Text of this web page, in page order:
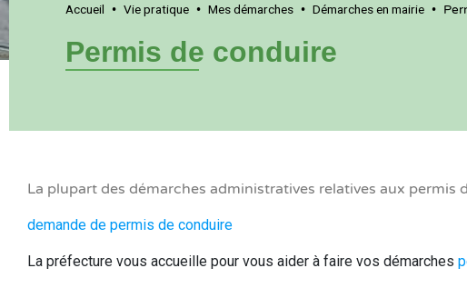
Accueil • Vie pratique • Mes démarches • Démarches en mairie •
Permis de conduire
La plupart des démarches administratives relatives aux permis
demande de permis de conduire
La préfecture vous accueille pour vous aider à faire vos démarches